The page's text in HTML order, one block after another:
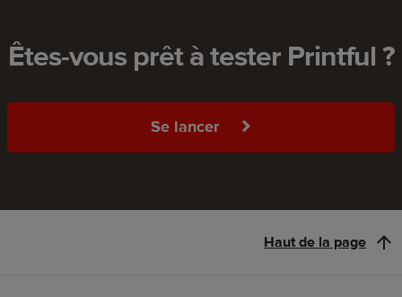
Êtes-vous prêt à tester Printful ?
Se lancer
Haut de la page